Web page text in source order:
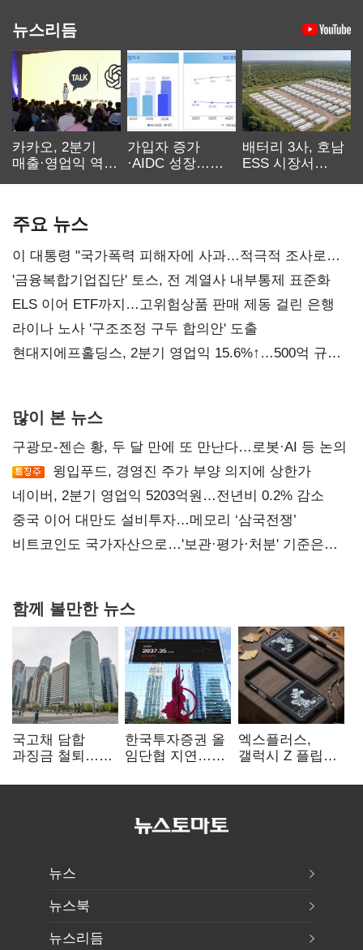
뉴스리듬
카카오, 2분기
매출·영업익 역대
가입자 증가
·AIDC 성장…
배터리 3사, 호남
ESS 시장서
주요 뉴스
이 대통령 "국가폭력 피해자에 사과…적극적 조사로
진실 밝혀야"
'금융복합기업집단' 토스, 전 계열사 내부통제 표준화
ELS 이어 ETF까지…고위험상품 판매 제동 걸린 은행
라이나 노사 '구조조정 구두 합의안' 도출
현대지에프홀딩스, 2분기 영업익 15.6%↑…500억 규모
많이 본 뉴스
구광모-젠슨 황, 두 달 만에 또 만난다…로봇·AI 등 논의
윙입푸드, 경영진 주가 부양 의지에 상한가
네이버, 2분기 영업익 5203억원…전년비 0.2% 감소
중국 이어 대만도 설비투자…메모리 ‘삼국전쟁’
비트코인도 국가자산으로…'보관·평가·처분' 기준은
함께 볼만한 뉴스
국고채 담합
과징금 철퇴…
폭탄' 우려
한국투자증권 올
임단협 지연…
엑스플러스,
갤럭시 Z 플립8·
액세서리 출시
뉴스
뉴스북
뉴스리듬